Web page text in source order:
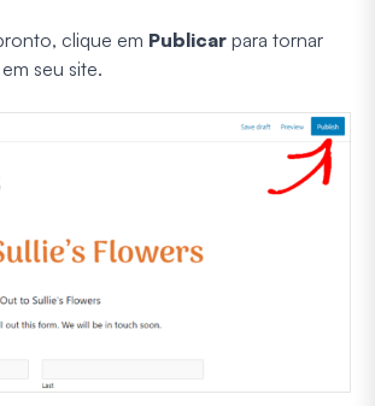
clique em Publicar para tornar
seu site.